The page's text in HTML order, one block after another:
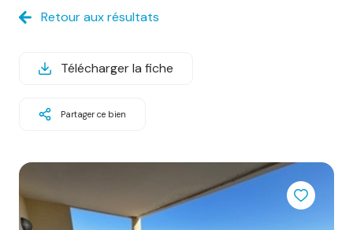
ESTIMATION
E-MAIL
Retour aux résultats
Télécharger la fiche
Partager ce bien